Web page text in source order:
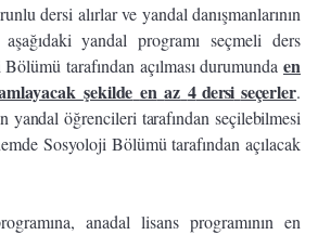
dersi alırlar ve yandal danışmanlarının
yandal programı seçmeli ders
tarafından açılması durumunda en
şekilde en az 4dersi seçerler.
yandal öğrencileri tarafından seçilebilmesi
Sosyoloji Bölümü tarafından açılacak
anadal lisans programının en